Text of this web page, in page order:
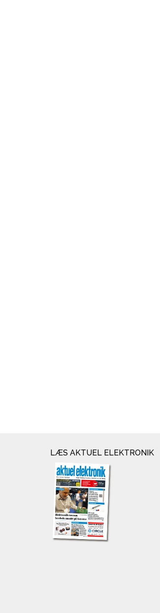
LÆS AKTUEL ELEKTRONIK